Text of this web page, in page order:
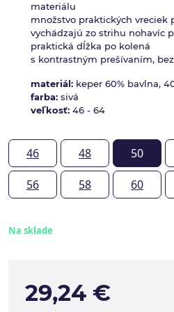
materiálu
množstvo praktických vreciek
vychádzajú zo strihu nohavíc
praktická dĺžka po kolená
s kontrastným prešívaním,
materiál: keper 60% bavlna,
farba: sivá
veľkosť: 46 - 64
46 48 50
56 58 60
Na sklade
29,24 €